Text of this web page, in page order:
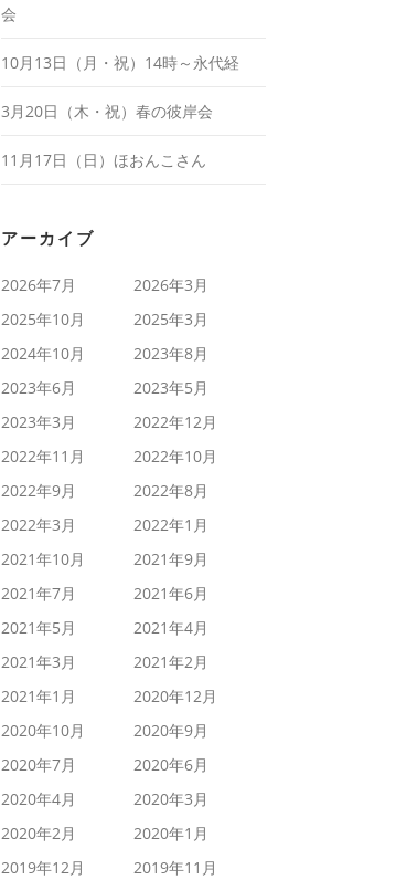
会
10月13日（月・祝）14時～永代経
3月20日（木・祝）春の彼岸会
11月17日（日）ほおんこさん
アーカイブ
2026年7月
2026年3月
2025年10月
2025年3月
2024年10月
2023年8月
2023年6月
2023年5月
2023年3月
2022年12月
2022年11月
2022年10月
2022年9月
2022年8月
2022年3月
2022年1月
2021年10月
2021年9月
2021年7月
2021年6月
2021年5月
2021年4月
2021年3月
2021年2月
2021年1月
2020年12月
2020年10月
2020年9月
2020年7月
2020年6月
2020年4月
2020年3月
2020年2月
2020年1月
2019年12月
2019年11月